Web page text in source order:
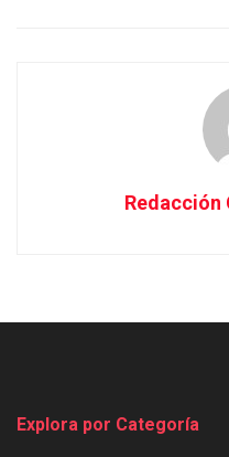
Redacción
Explora por Categoría